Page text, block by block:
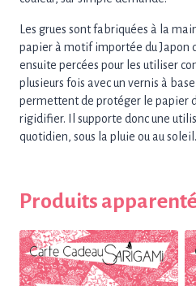
Les grues sont fabriquées à la
papier à motif importée du Japon
ensuite percées pour les utiliser
plusieurs fois avec un vernis à base
permettent de protéger le papier
rigidifier. Il supporte donc une
quotidien, sous la pluie ou au soleil.
Produits